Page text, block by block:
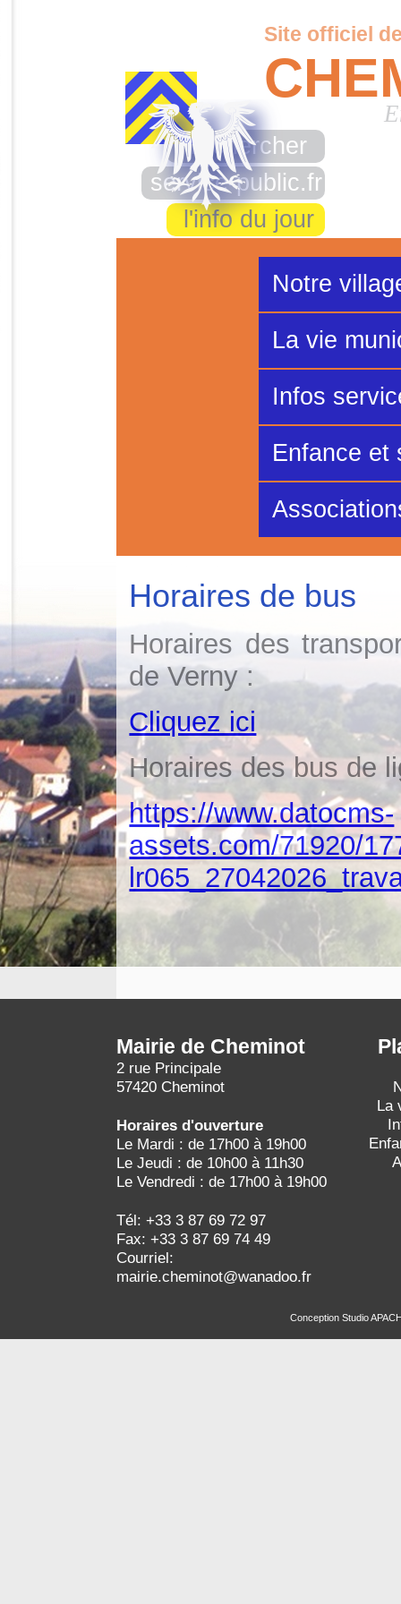
Site officiel
rechercher
service-public.fr
l'info du jour
Notre
La vie
Infos
Enfance et
Horaires de bus
Horaires des
de Verny :
Cliquez ici
Horaires des bus de
https://www.datocms-
assets.com/71920/
Mairie de Cheminot
2 rue Principale
57420 Cheminot
Horaires d'ouverture
Le Mardi : de 17h00 à 19h00
Le Jeudi : de 10h00 à 11h30
Le Vendredi : de 17h00 à 19h00
Tél: +33 3 87 69 72 97
Fax: +33 3 87 69 74 49
Courriel:
mairie.cheminot@wanadoo.fr
La
Conception Studio